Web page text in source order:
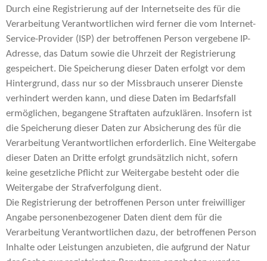
Durch eine Registrierung auf der Internetseite des für die
Verarbeitung Verantwortlichen wird ferner die vom Internet-
Service-Provider (ISP) der betroffenen Person vergebene IP-
Adresse, das Datum sowie die Uhrzeit der Registrierung
gespeichert. Die Speicherung dieser Daten erfolgt vor dem
Hintergrund, dass nur so der Missbrauch unserer Dienste
verhindert werden kann, und diese Daten im Bedarfsfall
ermöglichen, begangene Straftaten aufzuklären. Insofern ist
die Speicherung dieser Daten zur Absicherung des für die
Verarbeitung Verantwortlichen erforderlich. Eine Weitergabe
dieser Daten an Dritte erfolgt grundsätzlich nicht, sofern
keine gesetzliche Pflicht zur Weitergabe besteht oder die
Weitergabe der Strafverfolgung dient.
Die Registrierung der betroffenen Person unter freiwilliger
Angabe personenbezogener Daten dient dem für die
Verarbeitung Verantwortlichen dazu, der betroffenen Person
Inhalte oder Leistungen anzubieten, die aufgrund der Natur